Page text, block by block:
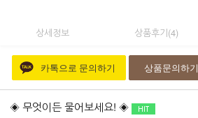
상세정보 상품후기(4)
카톡으로 문의하기 상품문의하기
◈ 무엇이든 물어보세요! ◈